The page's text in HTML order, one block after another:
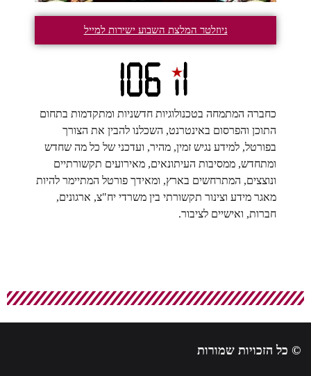
ניוזלטר המלצת השבוע ישירות למייל
כחברה המתמחה בטכנולוגיות חדשניות ומתקדמות בתחום
התוכן והפרסום באינטרנט, השכלנו להבין את הצורך
בפורטל, למידע נגיש זמין, מהיר, ועדכני של כל מה שחדש
ומתחדש, ממסיבות העיתונאים, מאירועים תקשורתיים
ונוצצים, המתרחשים בארץ, ומאידך פורטל המתיימר להיות
מאגר מידע וצינור תקשורתי בין משרדי יח"צ, ארגונים,
חברות, ואישיים לציבור.
© כל הזכויות שמורות